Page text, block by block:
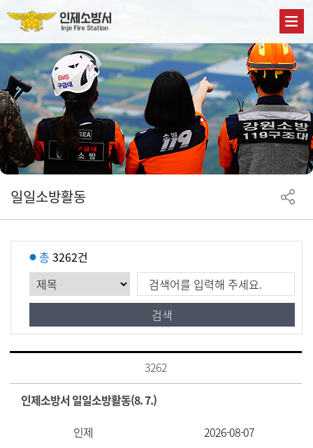
일일소방활동
총 3262건
3262
인제소방서 일일소방활동(8. 7.)
인제
2026-08-07